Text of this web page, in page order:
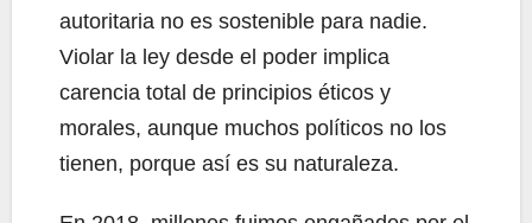
autoritaria no es sostenible para nadie.
Violar la ley desde el poder implica
carencia total de principios éticos y
morales, aunque muchos políticos no los
tienen, porque así es su naturaleza.